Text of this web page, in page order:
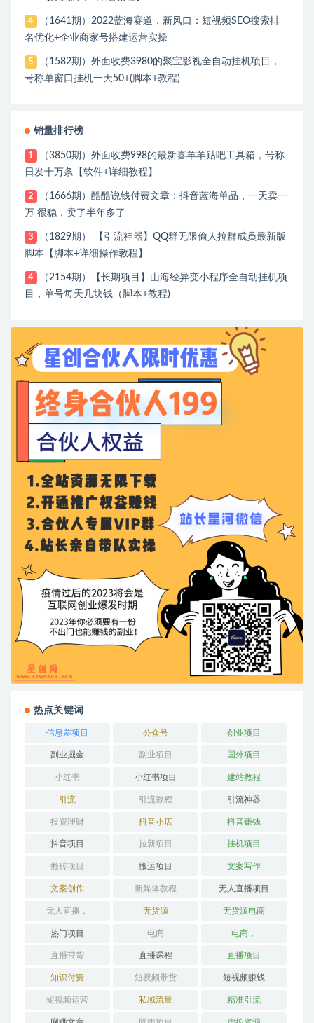
4
（1641期）2022蓝海赛道，新风口：短视频SEO搜索排
名优化+企业商家号搭建运营实操
5
（1582期）外面收费3980的聚宝影视全自动挂机项目，
号称单窗口挂机一天50+(脚本+教程)
销量排行榜
1
（3850期）外面收费998的最新喜羊羊贴吧工具箱，号称
日发十万条【软件+详细教程】
2
（1666期）酷酷说钱付费文章：抖音蓝海单品，一天卖一
万 很稳，卖了半年多了
3
（1829期） 【引流神器】QQ群无限偷人拉群成员最新版
脚本【脚本+详细操作教程】
4
（2154期）【长期项目】山海经异变小程序全自动挂机项
目，单号每天几块钱（脚本+教程)
热点关键词
信息差项目 公众号 创业项目
副业掘金 副业项目 国外项目
小红书 小红书项目 建站教程
引流 引流教程 引流神器
投资理财 抖音小店 抖音赚钱
抖音项目 拉新项目 挂机项目
搬砖项目 搬运项目 文案写作
文案创作 新媒体教程 无人直播项目
无人直播， 无货源 无货源电商
热门项目 电商 电商，
直播带货 直播课程 直播项目
知识付费 短视频带货 短视频赚钱
短视频运营 私域流量 精准引流